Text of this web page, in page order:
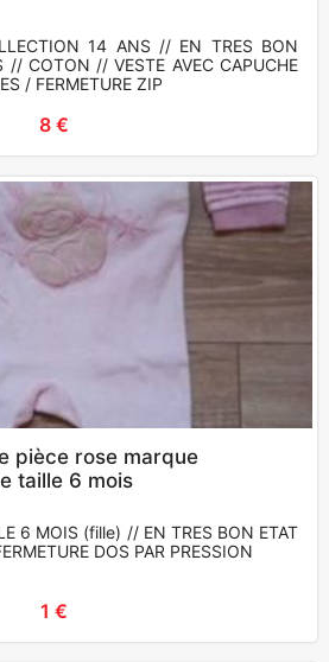
14 ANS // EN TRES BON
// COTON // VESTE AVEC CAPUCHE
/ FERMETURE ZIP
8 €
pièce rose marque
taille 6 mois
6 MOIS (fille) // EN TRES BON ETAT
DOS PAR PRESSION
1 €